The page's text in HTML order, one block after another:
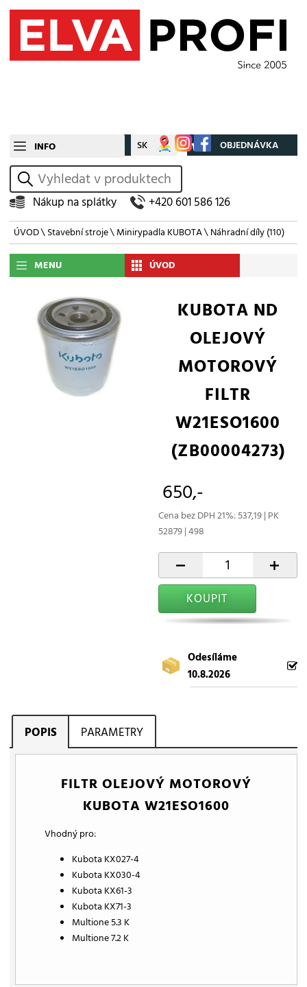
INFO CZ SK Můj účet OBJEDNÁVKA
vyhledat
Nákup na splátky +420 601 586 126
ÚVOD\Stavební stroje\Minirypadla KUBOTA\Náhradní díly(110)
MENU ÚVOD
KUBOTA ND
OLEJOVÝ
MOTOROVÝ
FILTR
W21ESO1600
(ZB00004273)
650,-
Cena bez DPH 21%: 537,19 | PK
52879 | 498
- +
KOUPIT
Odesíláme
10.8.2026
POPIS PARAMETRY
FILTR OLEJOVÝ MOTOROVÝ
KUBOTA W21ESO1600
Vhodný pro:
Kubota KX027-4
Kubota KX030-4
Kubota KX61-3
Kubota KX71-3
Multione 5.3 K
Multione 7.2 K